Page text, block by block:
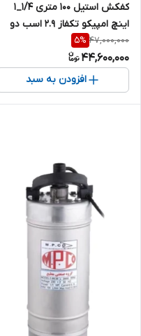
کفکش استیل ۱۰۰ متری ۱/۴_۱
اینچ امپیکو تکفاز 2.9 اسب دو
جداره MPCO-S.99.100-4
47,000,000
5%
44,600,000
افزودن به سبد